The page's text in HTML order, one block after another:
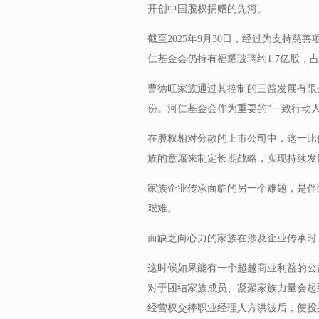
开创中国股权捐赠的先河。
截至2025年9月30日，经过为支持慈
仁基金会仍持有福耀玻璃约1.7亿股，
曹德旺家族通过其控制的三益发展有
份。河仁基金会作为重要的“一致行动
在股权相对分散的上市公司中，这一
族的意愿来制定长期战略，实现持续发
家族企业传承面临的另一个难题，是
艰难。
而缺乏向心力的家族在涉及企业传承
这时候如果能有一个超越商业利益的
对于团结家族成员、凝聚家族力量会
经营权交棒职业经理人方洪波后，便